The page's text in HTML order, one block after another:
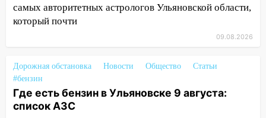
08:20 В Ульяновске восстановили
трамвайную и троллейбусную
08:19 Внимание! В Цильнинском районе
пропал 67-летний мужчина
08:11 На Ульяновск снова надвигается
непогода
самых авторитетных астрологов Ульяновской области,
который почти
09.08.2026
Дорожная обстановка Новости Общество
Статьи
#бензин
Где есть бензин в Ульяновске 9 августа:
список АЗС